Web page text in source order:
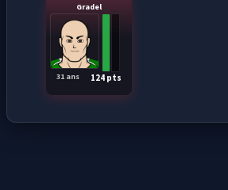
Gradel
124 pts
31 ans